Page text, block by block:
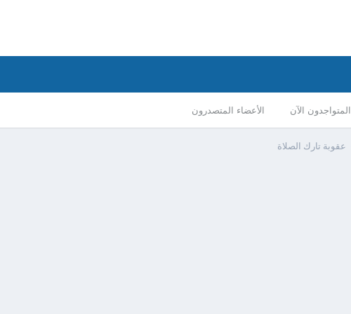
المتواجدون الآن الأعضاء المتصدرون
عقوبة تارك الصلاة